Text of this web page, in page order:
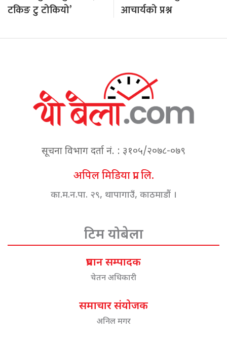
टकिङ टु टोकियो’
आचार्यको प्रश्न
सूचना विभाग दर्ता नं. : ३१०५/२०७८-०७९
अपिल मिडिया प्रा. लि.
का.म.न.पा. २९, थापागाउँ, काठमाडौं ।
टिम योबेला
प्रधान सम्पादक
चेतन अधिकारी
समाचार संयोजक
अनिल मगर